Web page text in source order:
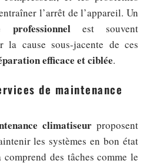
l’arrêt de l’appareil. Un
professionnelest souvent
la cause sous-jacente de ces
efficace et ciblée.
de maintenance
climatiseur proposent
les systèmes en bon état
des tâches comme le